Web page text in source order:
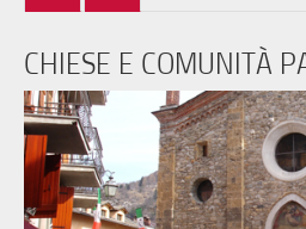
CHIESE E COMUNITÀ